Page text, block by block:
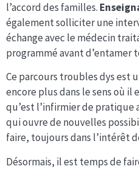
l’accord des familles.
également solliciter une
échange avec le médecin
programmé avant d’entamer
Ce parcours troubles dys est
encore plus dans le sens où
qu’est l’infirmier de pratique
qui ouvre de nouvelles
faire, toujours dans l’intérêt
Désormais, il est temps de